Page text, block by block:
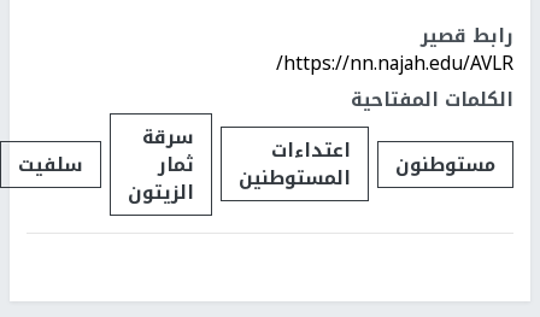
رابط قصير
https://nn.najah.edu/AVLR/
الكلمات المفتاحية
مستوطنون
اعتداءات
المستوطنين
سرقة
ثمار
الزيتون
سلفيت